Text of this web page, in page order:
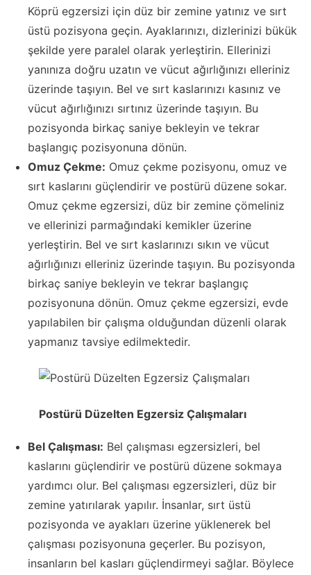
Köprü egzersizi için düz bir zemine yatınız ve sırt
üstü pozisyona geçin. Ayaklarınızı, dizlerinizi bükük
şekilde yere paralel olarak yerleştirin. Ellerinizi
yanınıza doğru uzatın ve vücut ağırlığınızı elleriniz
üzerinde taşıyın. Bel ve sırt kaslarınızı kasınız ve
vücut ağırlığınızı sırtınız üzerinde taşıyın. Bu
pozisyonda birkaç saniye bekleyin ve tekrar
başlangıç pozisyonuna dönün.
Omuz Çekme: Omuz çekme pozisyonu, omuz ve
sırt kaslarını güçlendirir ve postürü düzene sokar.
Omuz çekme egzersizi, düz bir zemine çömeliniz
ve ellerinizi parmağındaki kemikler üzerine
yerleştirin. Bel ve sırt kaslarınızı sıkın ve vücut
ağırlığınızı elleriniz üzerinde taşıyın. Bu pozisyonda
birkaç saniye bekleyin ve tekrar başlangıç
pozisyonuna dönün. Omuz çekme egzersizi, evde
yapılabilen bir çalışma olduğundan düzenli olarak
yapmanız tavsiye edilmektedir.
Postürü Düzelten Egzersiz Çalışmaları
Bel Çalışması: Bel çalışması egzersizleri, bel
kaslarını güçlendirir ve postürü düzene sokmaya
yardımcı olur. Bel çalışması egzersizleri, düz bir
zemine yatırılarak yapılır. İnsanlar, sırt üstü
pozisyonda ve ayakları üzerine yüklenerek bel
çalışması pozisyonuna geçerler. Bu pozisyon,
insanların bel kasları güçlendirmeyi sağlar. Böylece